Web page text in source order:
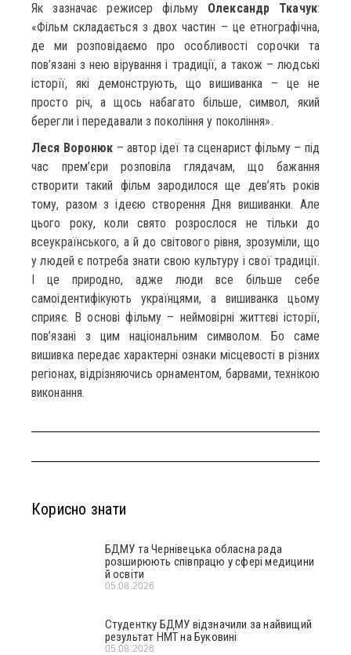
Як зазначає режисер фільму Олександр Ткачук:
«Фільм складається з двох частин – це етнографічна,
де ми розповідаємо про особливості сорочки та
пов’язані з нею вірування і традиції, а також – людські
історії, які демонструють, що вишиванка – це не
просто річ, а щось набагато більше, символ, який
берегли і передавали з покоління у покоління».
Леся Воронюк – автор ідеї та сценарист фільму – під
час прем’єри розповіла глядачам, що бажання
створити такий фільм зародилося ще дев’ять років
тому, разом з ідеєю створення Дня вишиванки. Але
цього року, коли свято розрослося не тільки до
всеукраїнського, а й до світового рівня, зрозуміли, що
у людей є потреба знати свою культуру і свої традиції.
І це природно, адже люди все більше себе
самоідентифікують українцями, а вишиванка цьому
сприяє. В основі фільму – неймовірні життєві історії,
пов’язані з цим національним символом. Бо саме
вишивка передає характерні ознаки місцевості в різних
регіонах, відрізняючись орнаментом, барвами, технікою
виконання.
Корисно знати
БДМУ та Чернівецька обласна рада
розширюють співпрацю у сфері медицини
й освіти
05.08.2026
Студентку БДМУ відзначили за найвищий
результат НМТ на Буковині
05.08.2026